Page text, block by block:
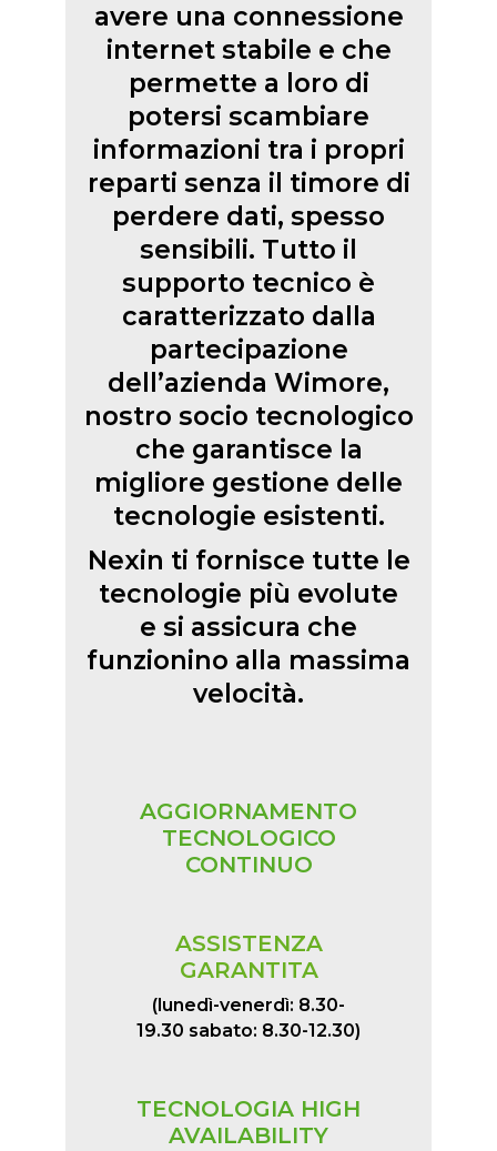
avere una connessione
internet stabile e che
permette a loro di
potersi scambiare
informazioni tra i propri
reparti senza il timore di
perdere dati, spesso
sensibili. Tutto il
supporto tecnico è
caratterizzato dalla
partecipazione
dell’azienda Wimore,
nostro socio tecnologico
che garantisce la
migliore gestione delle
tecnologie esistenti.
Nexin ti fornisce tutte le
tecnologie più evolute
e si assicura che
funzionino alla massima
velocità.
AGGIORNAMENTO
TECNOLOGICO
CONTINUO
ASSISTENZA
GARANTITA
(lunedì-venerdì: 8.30-
19.30 sabato: 8.30-12.30)
TECNOLOGIA HIGH
AVAILABILITY